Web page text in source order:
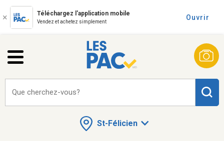
Téléchargez l'application mobile
Vendez et achetez simplement
Ouvrir
St-Félicien
Que cherchez-vous?